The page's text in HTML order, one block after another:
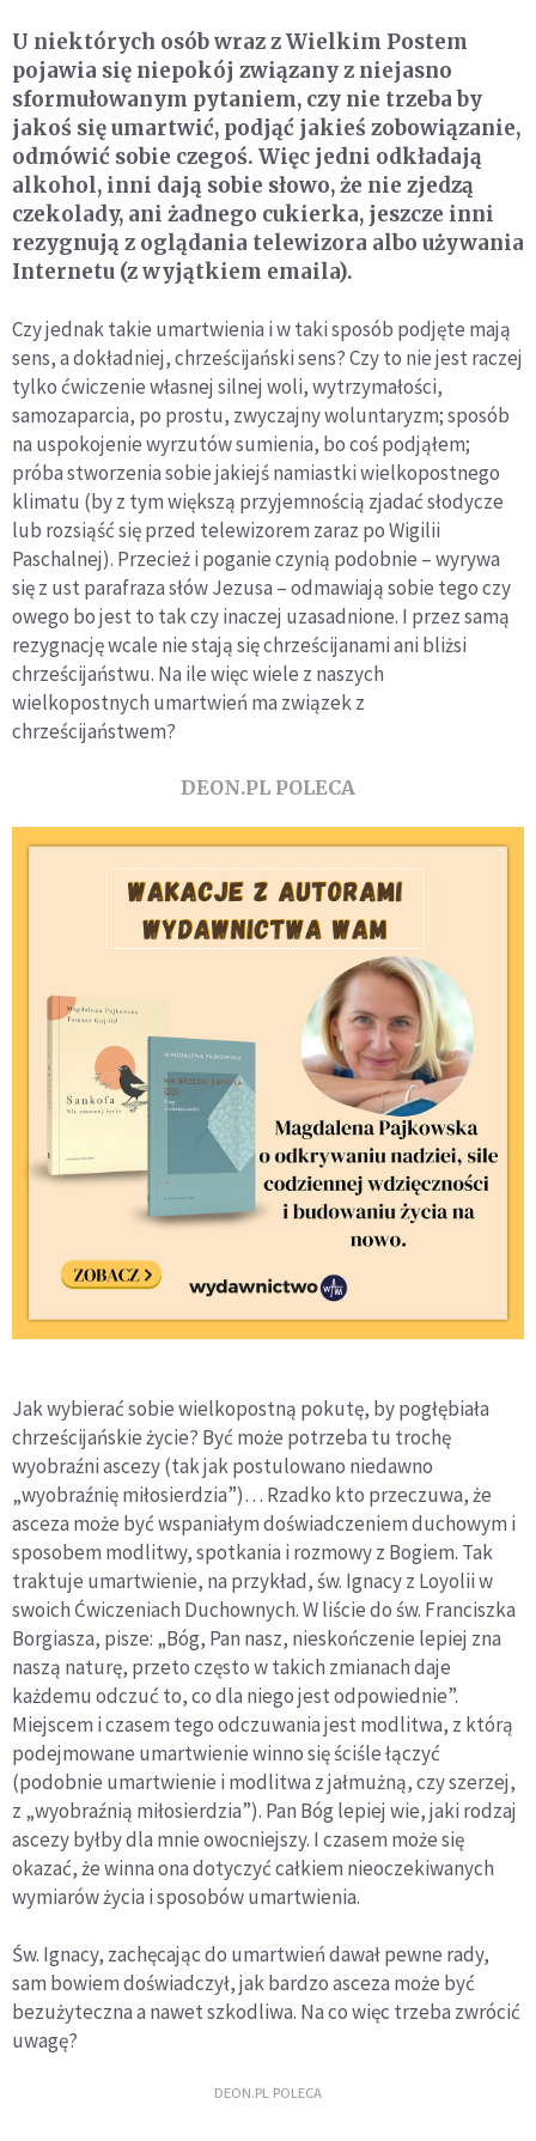
U niektórych osób wraz z Wielkim Postem
pojawia się niepokój związany z niejasno
sformułowanym pytaniem, czy nie trzeba by
jakoś się umartwić, podjąć jakieś zobowiązanie,
odmówić sobie czegoś. Więc jedni odkładają
alkohol, inni dają sobie słowo, że nie zjedzą
czekolady, ani żadnego cukierka, jeszcze inni
rezygnują z oglądania telewizora albo używania
Internetu (z wyjątkiem emaila).
Czy jednak takie umartwienia i w taki sposób podjęte mają
sens, a dokładniej, chrześcijański sens? Czy to nie jest raczej
tylko ćwiczenie własnej silnej woli, wytrzymałości,
samozaparcia, po prostu, zwyczajny woluntaryzm; sposób
na uspokojenie wyrzutów sumienia, bo coś podjąłem;
próba stworzenia sobie jakiejś namiastki wielkopostnego
klimatu (by z tym większą przyjemnością zjadać słodycze
lub rozsiąść się przed telewizorem zaraz po Wigilii
Paschalnej). Przecież i poganie czynią podobnie – wyrywa
się z ust parafraza słów Jezusa – odmawiają sobie tego czy
owego bo jest to tak czy inaczej uzasadnione. I przez samą
rezygnację wcale nie stają się chrześcijanami ani bliżsi
chrześcijaństwu. Na ile więc wiele z naszych
wielkopostnych umartwień ma związek z
chrześcijaństwem?
DEON.PL POLECA
Jak wybierać sobie wielkopostną pokutę, by pogłębiała
chrześcijańskie życie? Być może potrzeba tu trochę
wyobraźni ascezy (tak jak postulowano niedawno
„wyobraźnię miłosierdzia”)… Rzadko kto przeczuwa, że
asceza może być wspaniałym doświadczeniem duchowym i
sposobem modlitwy, spotkania i rozmowy z Bogiem. Tak
traktuje umartwienie, na przykład, św. Ignacy z Loyolii w
swoich Ćwiczeniach Duchownych. W liście do św. Franciszka
Borgiasza, pisze: „Bóg, Pan nasz, nieskończenie lepiej zna
naszą naturę, przeto często w takich zmianach daje
każdemu odczuć to, co dla niego jest odpowiednie”.
Miejscem i czasem tego odczuwania jest modlitwa, z którą
podejmowane umartwienie winno się ściśle łączyć
(podobnie umartwienie i modlitwa z jałmużną, czy szerzej,
z „wyobraźnią miłosierdzia”). Pan Bóg lepiej wie, jaki rodzaj
ascezy byłby dla mnie owocniejszy. I czasem może się
okazać, że winna ona dotyczyć całkiem nieoczekiwanych
wymiarów życia i sposobów umartwienia.
Św. Ignacy, zachęcając do umartwień dawał pewne rady,
sam bowiem doświadczył, jak bardzo asceza może być
bezużyteczna a nawet szkodliwa. Na co więc trzeba zwrócić
uwagę?
DEON.PL POLECA